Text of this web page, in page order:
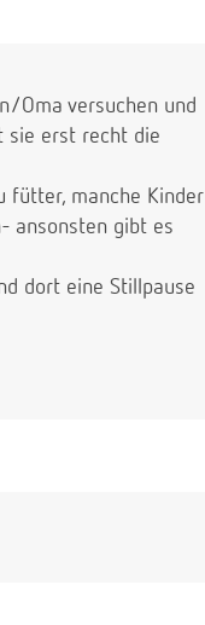
Oma versuchen und
sie erst recht die
fütter, manche Kinder
ansonsten gibt es
dort eine Stillpause